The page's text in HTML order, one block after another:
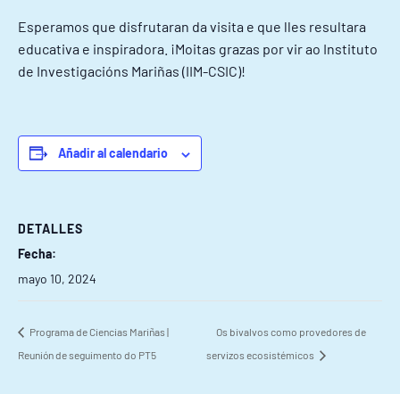
Esperamos que disfrutaran da visita e que lles resultara
educativa e inspiradora. ¡Moitas grazas por vir ao Instituto
de Investigacións Mariñas (IIM-CSIC)!
Añadir al calendario
DETALLES
Fecha:
mayo 10, 2024
Programa de Ciencias Mariñas |
Reunión de seguimento do PT5
Os bivalvos como provedores de
servizos ecosistémicos